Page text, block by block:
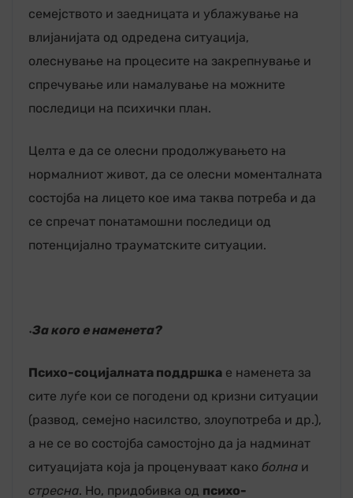
семејството и заедницата и ублажување на
влијанијата од одредена ситуација,
олеснување на процесите на закрепнување и
спречување или намалување на можните
последици на психички план.
Целта е да се олесни продолжувањето на
нормалниот живот, да се олесни моменталната
состојба на лицето кое има таква потреба и да
се спречат понатамошни последици од
потенцијално трауматските ситуации.
۰За кого е наменета?
Психо-социјалната поддршка е наменета за
сите луѓе кои се погодени од кризни ситуации
(развод, семејно насилство, злоупотреба и др.),
а не се во состојба самостојно да ја надминат
ситуацијата која ја проценуваат како болна и
стресна. Но, придобивка од психо-